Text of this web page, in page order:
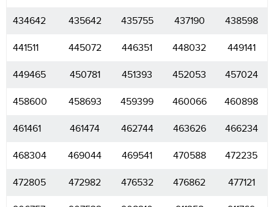
434642 435642 435755 437190 438598
441511 445072 446351 448032 449141
449465 450781 451393 452053 457024
458600 458693 459399 460066 460898
461461 461474 462744 463626 466234
468304 469044 469541 470588 472235
472805 472982 476532 476862 477121